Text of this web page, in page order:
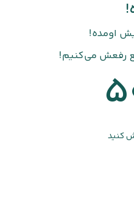
اومده!
رفعش می‌کنیم!
کنید